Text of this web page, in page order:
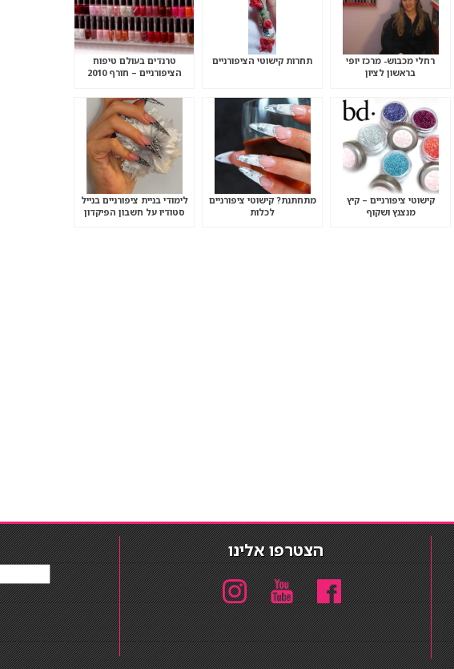
רחלי מכבוש- מרכז יופי
בראשון לציון
תחרות קישוטי הציפורניים
טרנדים בעולם טיפוח
הציפורניים – חורף 2010
קישוטי ציפורניים – קיץ
מנצנץ ושקוף
מתחתנת? קישוטי ציפורניים
לכלות
לימודי בניית ציפורניים בנייל
סטודיו על חשבון הפיקדון
הצטרפו אלינו